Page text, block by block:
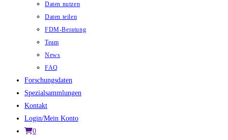
Daten nutzen
Daten teilen
FDM-Beratung
Team
News
FAQ
Forschungsdaten
Spezialsammlungen
Kontakt
Login/Mein Konto
0